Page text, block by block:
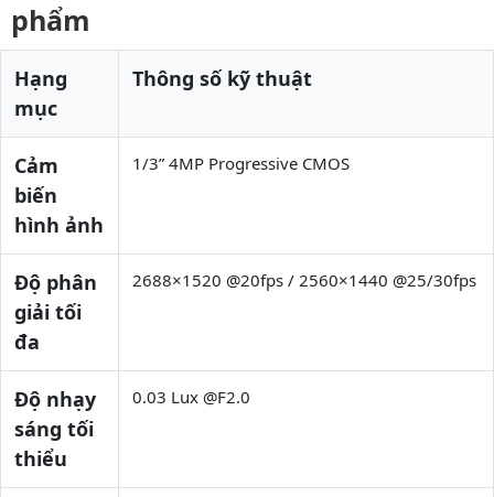
phẩm
Hạng
mục
Thông số kỹ thuật
Cảm
biến
hình ảnh
1/3” 4MP Progressive CMOS
Độ phân
giải tối
đa
2688×1520 @20fps / 2560×1440 @25/30fps
Độ nhạy
sáng tối
thiểu
0.03 Lux @F2.0